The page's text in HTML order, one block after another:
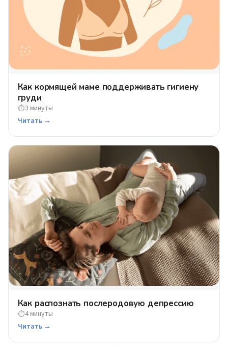
Как кормящей маме поддерживать гигиену
груди
⏱3 минуты
Читать →
Как распознать послеродовую депрессию
⏱4 минуты
Читать →